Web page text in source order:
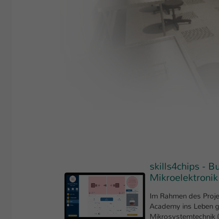
skills4chips -
Mikroelektronik
Im Rahmen des
Academy ins Leben
Mikrosystemtechnik